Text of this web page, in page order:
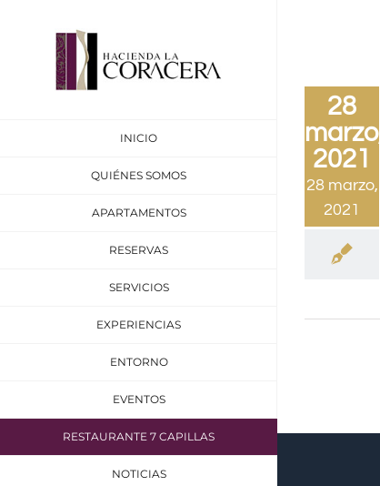
contenido
INICIO
QUIÉNES SOMOS
APARTAMENTOS
RESERVAS
SERVICIOS
EXPERIENCIAS
ENTORNO
EVENTOS
RESTAURANTE 7 CAPILLAS
NOTICIAS
28
marzo,
2021
28 marzo,
2021